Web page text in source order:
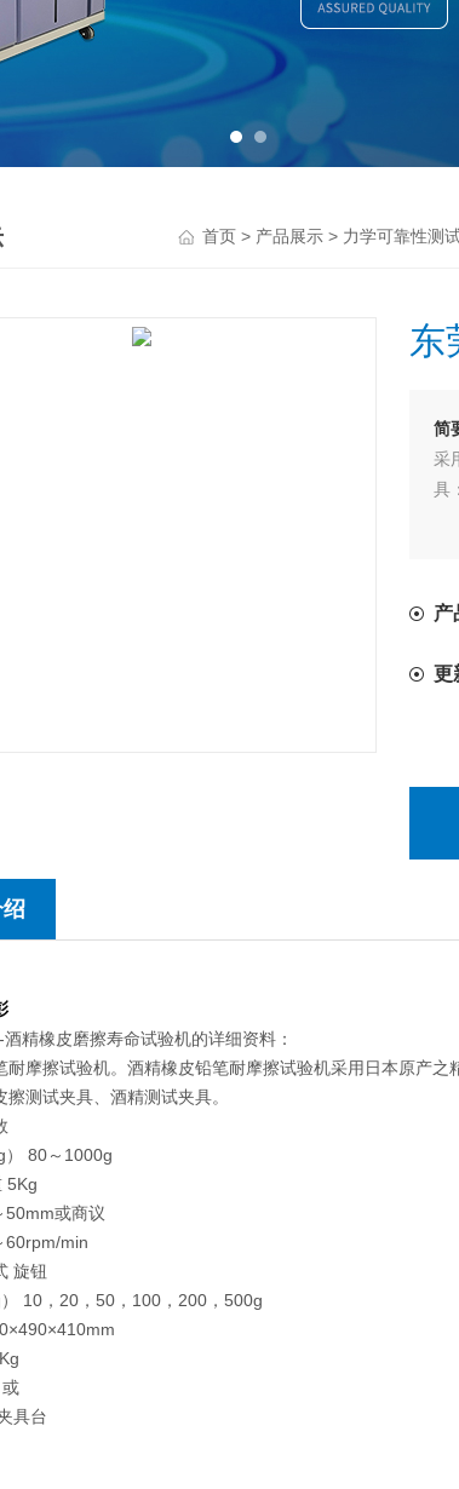
首页 > 产品展示 > 力学可靠性测
东
简
采
具
产
更
精橡皮磨擦寿命试验机的详细资料：
耐摩擦试验机。酒精橡皮铅笔耐摩擦试验机采用日本原产
擦测试夹具、酒精测试夹具。
） 80～1000g
5Kg
50mm或商议
60rpm/min
旋钮
10，20，50，100，200，500g
具台